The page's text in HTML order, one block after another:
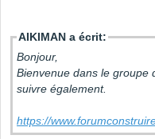
AIKIMAN a écrit:
Bonjour,
Bienvenue dans le groupe
suivre également.
https://